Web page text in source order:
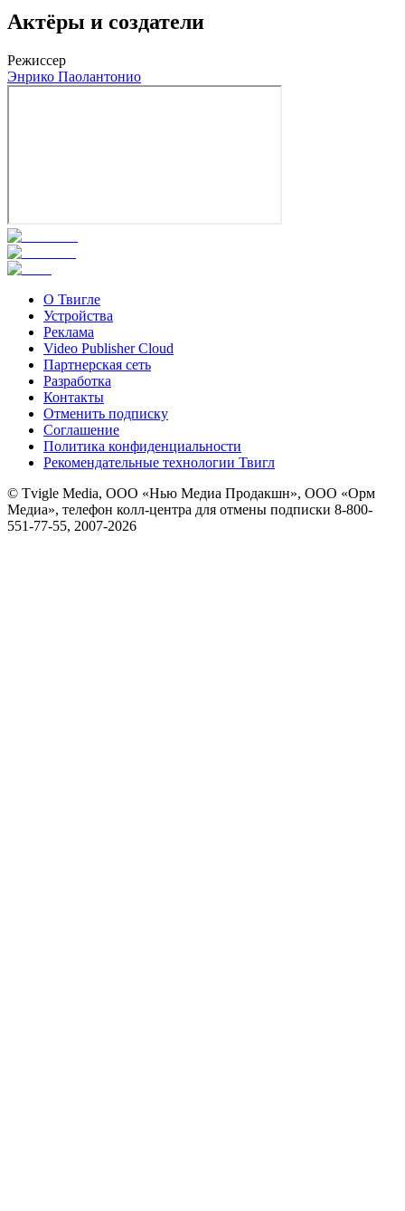
Актёры и создатели
Режиссер
Энрико Паолантонио
О Твигле
Устройства
Реклама
Video Publisher Cloud
Партнерская сеть
Разработка
Контакты
Отменить подписку
Соглашение
Политика конфиденциальности
Рекомендательные технологии Твигл
© Tvigle Media, ООО «Нью Медиа Продакшн», ООО «Орм
Медиа», телефон колл-центра для отмены подписки 8-800-
551-77-55, 2007-2026